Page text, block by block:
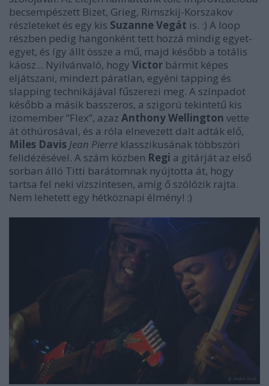
becsempészett Bizet, Grieg, Rimszkij-Korszakov
részleteket és egy kis Suzanne Vegát is. :) A loop
részben pedig hangonként tett hozzá mindig egyet-
egyet, és így állt össze a mű, majd később a totális
káosz... Nyilvánvaló, hogy Victor bármit képes
eljátszani, mindezt páratlan, egyéni tapping és
slapping technikájával fűszerezi meg. A színpadot
később a másik basszeros, a szigorú tekintetű kis
izomember ”Flex”, azaz Anthony Wellington vette
át öthúrosával, és a róla elnevezett dalt adták elő,
Miles Davis Jean Pierre klasszikusának többszöri
felidézésével. A szám közben Regi a gitárját az első
sorban álló Titti barátomnak nyújtotta át, hogy
tartsa fel neki vízszintesen, amíg ő szólózik rajta.
Nem lehetett egy hétköznapi élmény! :)